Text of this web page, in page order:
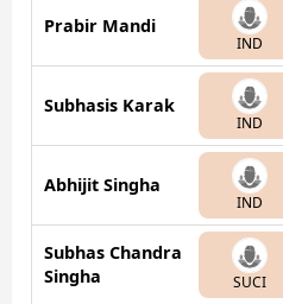
Prabir Mandi
IND
Subhasis Karak
IND
Abhijit Singha
IND
Subhas Chandra
Singha
SUCI